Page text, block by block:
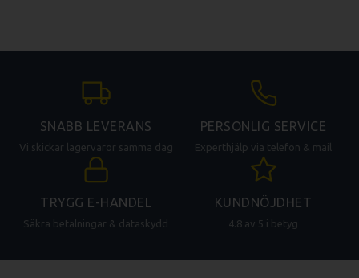
CL 52
SNABB LEVERANS
Vi skickar lagervaror samma dag
PERSONLIG SERVICE
Experthjälp via telefon & mail
TRYGG E-HANDEL
Säkra betalningar & dataskydd
KUNDNÖJDHET
4.8 av 5 i betyg